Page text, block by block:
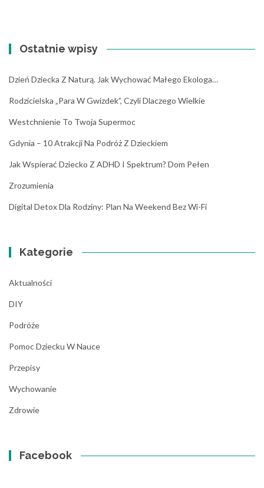
Ostatnie wpisy
Dzień Dziecka Z Naturą. Jak Wychować Małego Ekologa…
Rodzicielska „para W Gwizdek”, Czyli Dlaczego Wielkie
Westchnienie To Twoja Supermoc
Gdynia – 10 Atrakcji Na Podróż Z Dzieckiem
Jak Wspierać Dziecko Z ADHD I Spektrum? Dom Pełen
Zrozumienia
Digital Detox Dla Rodziny: Plan Na Weekend Bez Wi-Fi
Kategorie
Aktualności
DIY
Podróże
Pomoc Dziecku W Nauce
Przepisy
Wychowanie
Zdrowie
Facebook